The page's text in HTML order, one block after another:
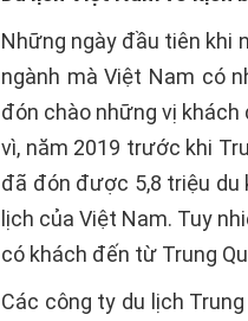
Những ngày đầu tiên khi
ngành mà Việt Nam có
đón chào những vị khách
vì, năm 2019 trước khi
đã đón được 5,8 triệu du
lịch của Việt Nam. Tuy
có khách đến từ Trung
Các công ty du lịch